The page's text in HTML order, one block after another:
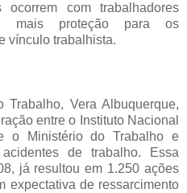
com trabalhadores
mais proteção para os
vínculo trabalhista.
Vera Albuquerque,
entre o Instituto Nacional
o Ministério do Trabalho e
de trabalho. Essa
já resultou em 1.250 ações
expectativa de ressarcimento